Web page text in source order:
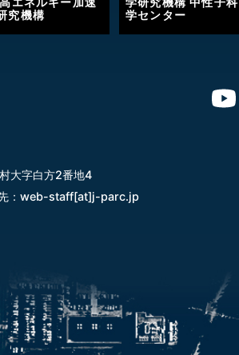
究機構
学センター
大字白方2番地4
： web-staff[at]j-parc.jp